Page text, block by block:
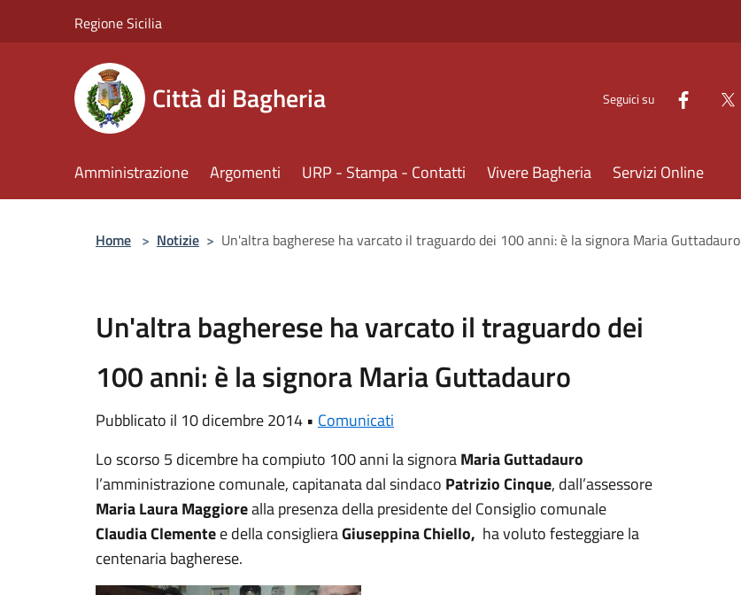
Regione Sicilia
Città di Bagheria Seguici su
Amministrazione Argomenti URP - Stampa - Contatti Vivere Bagheria Servizi Online
Home > Notizie > Un'altra bagherese ha varcato il traguardo dei 100 anni: è la signora Maria Guttadauro
Un'altra bagherese ha varcato il traguardo dei
100 anni: è la signora Maria Guttadauro
Pubblicato il 10 dicembre 2014 • Comunicati
Lo scorso 5 dicembre ha compiuto 100 anni la signoraMaria Guttadauro
l’amministrazione comunale, capitanata dal sindaco Patrizio Cinque, dall’assessore
Maria Laura Maggiorealla presenza della presidente del Consiglio comunale
Claudia Clementee della consiglieraGiuseppina Chiello, ha voluto festeggiare la
centenaria bagherese.